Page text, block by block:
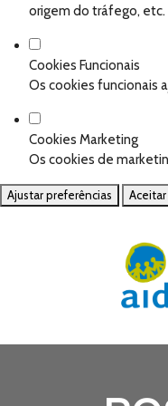
origem do tráfego, etc.
Cookies Funcionais
Os cookies funcionais
Cookies Marketing
Os cookies de
Ajustar preferências